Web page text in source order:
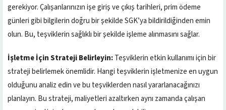
gerekiyor. Çalışanlarınızın işe giriş ve çıkış tarihleri, prim ödeme
günleri gibi bilgilerin doğru bir şekilde SGK’ya bildirildiğinden emin
olun. Bu, teşviklerin sağlıklı bir şekilde işleme alınmasını sağlar.
İşletme İçin Strateji Belirleyin:Teşviklerin etkin kullanımı için bir
strateji belirlemek önemlidir. Hangi teşviklerin işletmenize en uygun
olduğunu analiz edin ve bu teşviklerden nasıl yararlanacağınızı
planlayın. Bu strateji, maliyetleri azaltırken aynı zamanda çalışan